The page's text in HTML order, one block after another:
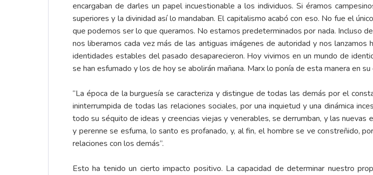
encargaban de darles un papel incuestionable a los individuos. Si éramos
superiores y la divinidad así lo mandaban. El capitalismo acabó con eso. No fue el
que podemos ser lo que queramos. No estamos predeterminados por nada. Incluso
nos liberamos cada vez más de las antiguas imágenes de autoridad y nos
identidades estables del pasado desaparecieron. Hoy vivimos en un mundo de
se han esfumado y los de hoy se abolirán mañana. Marx lo ponía de esta manera en
“La época de la burguesía se caracteriza y distingue de todas las demás por el
ininterrumpida de todas las relaciones sociales, por una inquietud y una dinámica
todo su séquito de ideas y creencias viejas y venerables, se derrumban, y las
y perenne se esfuma, lo santo es profanado, y, al fin, el hombre se ve constreñido,
relaciones con los demás”.
Esto ha tenido un cierto impacto positivo. La capacidad de determinar nuestro